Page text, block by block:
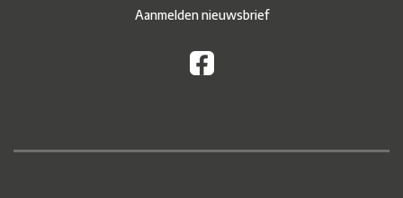
Aanmelden nieuwsbrief